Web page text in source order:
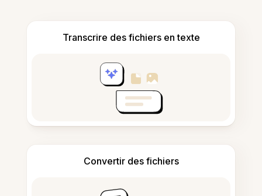
Transcrire des fichiers en texte
Convertir des fichiers